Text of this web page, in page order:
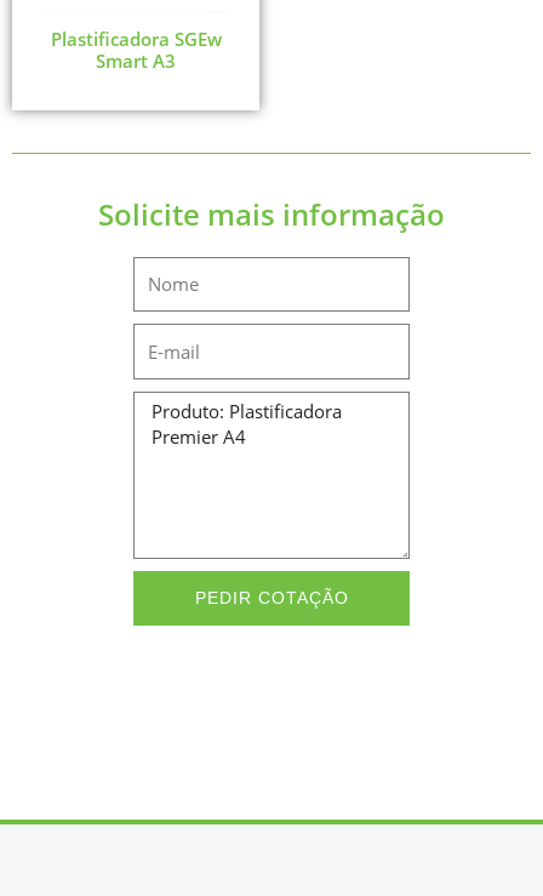
Plastificadora SGEw
Smart A3
Solicite mais informação
Message
PEDIR COTAÇÃO